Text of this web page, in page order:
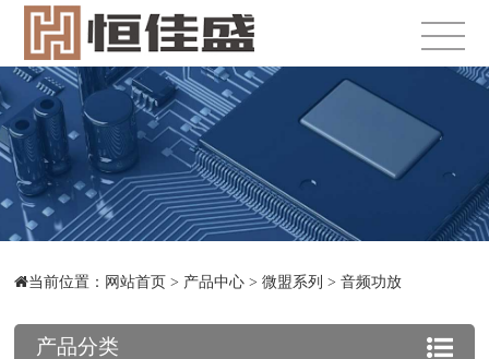
当前位置： 网站首页 > 产品中心 >微盟系列 >音频功放
产品分类